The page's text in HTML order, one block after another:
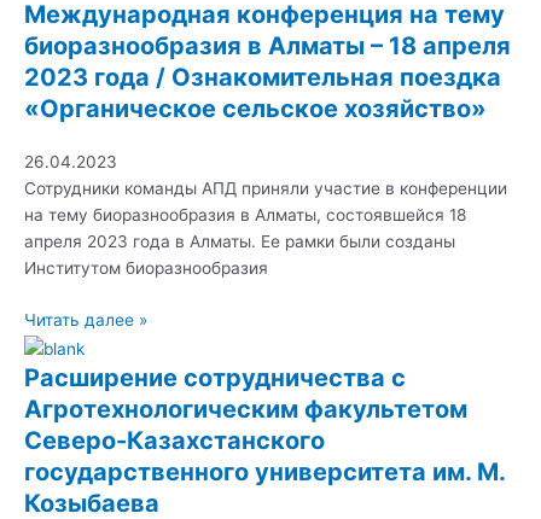
Международная конференция на тему
биоразнообразия в Алматы – 18 апреля
2023 года / Ознакомительная поездка
«Органическое сельское хозяйство»
26.04.2023
Сотрудники команды АПД приняли участие в конференции
на тему биоразнообразия в Алматы, состоявшейся 18
апреля 2023 года в Алматы. Ее рамки были созданы
Институтом биоразнообразия
Читать далее »
Расширение сотрудничества с
Агротехнологическим факультетом
Северо-Казахстанского
государственного университета им. М.
Козыбаева